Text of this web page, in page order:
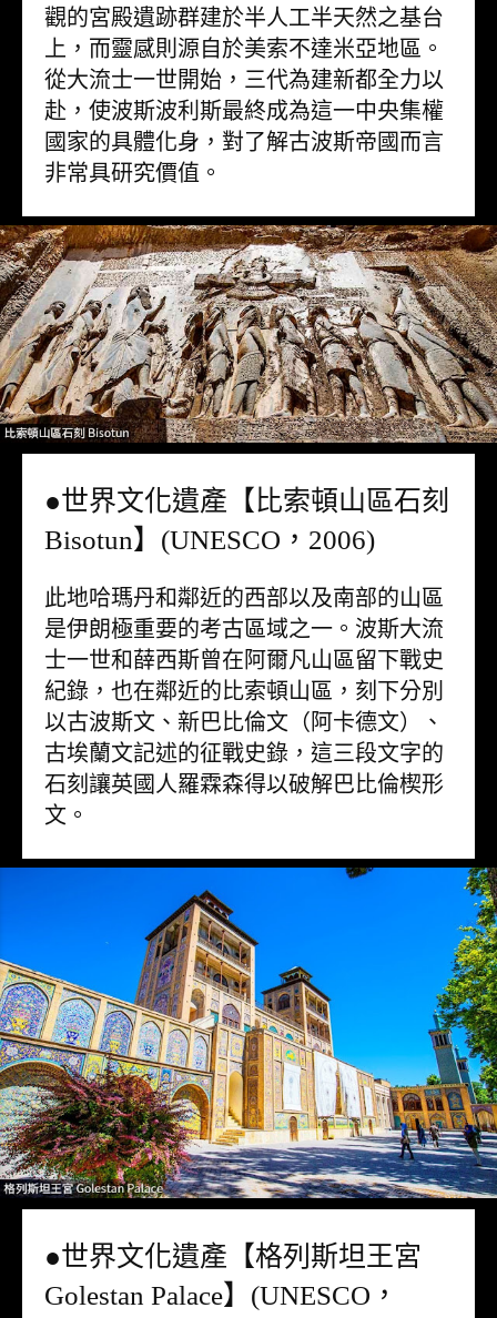
觀的宮殿遺跡群建於半人工半天然之基台
上，而靈感則源自於美索不達米亞地區。
從大流士一世開始，三代為建新都全力以
赴，使波斯波利斯最終成為這一中央集權
國家的具體化身，對了解古波斯帝國而言
非常具研究價值。
●世界文化遺產【比索頓山區石刻
Bisotun】(UNESCO，2006)
此地哈瑪丹和鄰近的西部以及南部的山區
是伊朗極重要的考古區域之一。波斯大流
士一世和薛西斯曾在阿爾凡山區留下戰史
紀錄，也在鄰近的比索頓山區，刻下分別
以古波斯文、新巴比倫文（阿卡德文）、
古埃蘭文記述的征戰史錄，這三段文字的
石刻讓英國人羅霖森得以破解巴比倫楔形
文。
●世界文化遺產【格列斯坦王宮
Golestan Palace】(UNESCO，